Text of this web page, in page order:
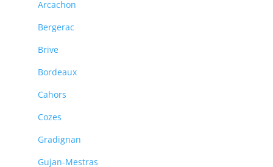
Arcachon
Bergerac
Brive
Bordeaux
Cahors
Cozes
Gradignan
Gujan-Mestras